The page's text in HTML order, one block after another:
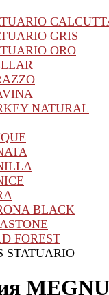
GRIS
ORO
NATURAL
BLACK
FOREST
STATUARIO